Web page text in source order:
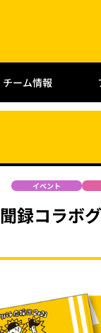
チーム情報
イベント
録コラボ